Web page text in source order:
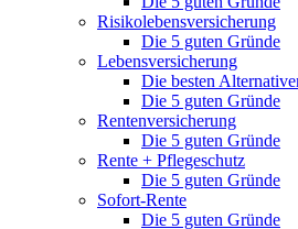
Risikolebensversicherung
Die 5 guten Gründe
Lebensversicherung
Die besten
Die 5 guten Gründe
Rentenversicherung
Die 5 guten Gründe
Rente + Pflegeschutz
Die 5 guten Gründe
Sofort-Rente
Die 5 guten Gründe